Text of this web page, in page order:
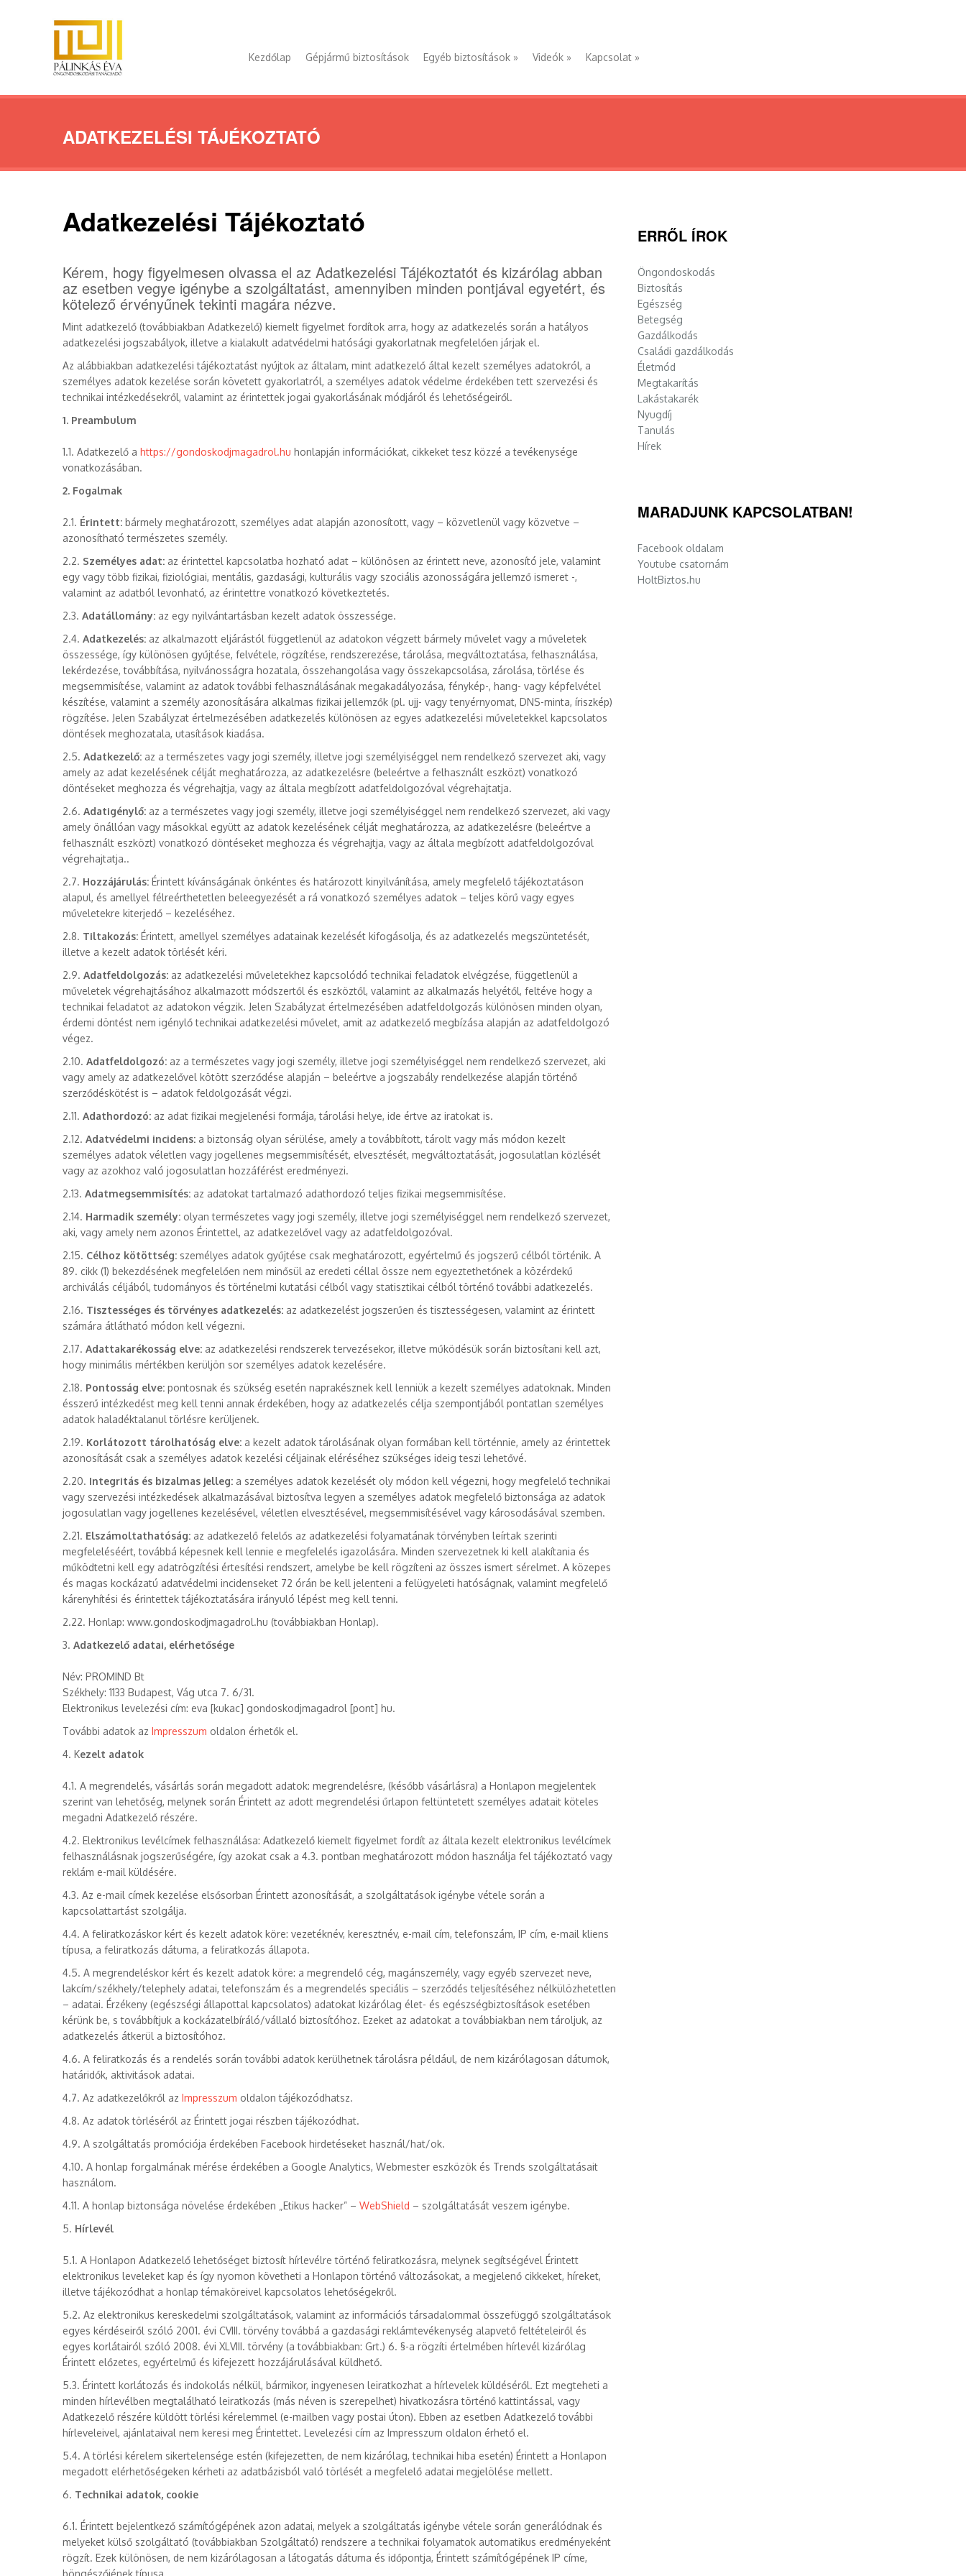
Kezdőlap Gépjármű biztosítások Egyéb biztosítások » Videók » Kapcsolat »
ADATKEZELÉSI TÁJÉKOZTATÓ
Adatkezelési Tájékoztató
Kérem, hogy figyelmesen olvassa el az Adatkezelési Tájékoztatót és kizárólag abban
az esetben vegye igénybe a szolgáltatást, amennyiben minden pontjával egyetért, és
kötelező érvényűnek tekinti magára nézve.
Mint adatkezelő (továbbiakban Adatkezelő) kiemelt figyelmet fordítok arra, hogy az adatkezelés során a hatályos
adatkezelési jogszabályok, illetve a kialakult adatvédelmi hatósági gyakorlatnak megfelelően járjak el.
Az alábbiakban adatkezelési tájékoztatást nyújtok az általam, mint adatkezelő által kezelt személyes adatokról, a
személyes adatok kezelése során követett gyakorlatról, a személyes adatok védelme érdekében tett szervezési és
technikai intézkedésekről, valamint az érintettek jogai gyakorlásának módjáról és lehetőségeiről.
1. Preambulum
1.1. Adatkezelő a https://gondoskodjmagadrol.hu honlapján információkat, cikkeket tesz közzé a tevékenysége
vonatkozásában.
2. Fogalmak
2.1. Érintett: bármely meghatározott, személyes adat alapján azonosított, vagy – közvetlenül vagy közvetve –
azonosítható természetes személy.
2.2. Személyes adat: az érintettel kapcsolatba hozható adat – különösen az érintett neve, azonosító jele, valamint
egy vagy több fizikai, fiziológiai, mentális, gazdasági, kulturális vagy szociális azonosságára jellemző ismeret -,
valamint az adatból levonható, az érintettre vonatkozó következtetés.
2.3. Adatállomány: az egy nyilvántartásban kezelt adatok összessége.
2.4. Adatkezelés: az alkalmazott eljárástól függetlenül az adatokon végzett bármely művelet vagy a műveletek
összessége, így különösen gyűjtése, felvétele, rögzítése, rendszerezése, tárolása, megváltoztatása, felhasználása,
lekérdezése, továbbítása, nyilvánosságra hozatala, összehangolása vagy összekapcsolása, zárolása, törlése és
megsemmisítése, valamint az adatok további felhasználásának megakadályozása, fénykép-, hang- vagy képfelvétel
készítése, valamint a személy azonosítására alkalmas fizikai jellemzők (pl. ujj- vagy tenyérnyomat, DNS-minta, íriszkép)
rögzítése. Jelen Szabályzat értelmezésében adatkezelés különösen az egyes adatkezelési műveletekkel kapcsolatos
döntések meghozatala, utasítások kiadása.
2.5. Adatkezelő: az a természetes vagy jogi személy, illetve jogi személyiséggel nem rendelkező szervezet aki, vagy
amely az adat kezelésének célját meghatározza, az adatkezelésre (beleértve a felhasznált eszközt) vonatkozó
döntéseket meghozza és végrehajtja, vagy az általa megbízott adatfeldolgozóval végrehajtatja.
2.6. Adatigénylő: az a természetes vagy jogi személy, illetve jogi személyiséggel nem rendelkező szervezet, aki vagy
amely önállóan vagy másokkal együtt az adatok kezelésének célját meghatározza, az adatkezelésre (beleértve a
felhasznált eszközt) vonatkozó döntéseket meghozza és végrehajtja, vagy az általa megbízott adatfeldolgozóval
végrehajtatja..
2.7. Hozzájárulás: Érintett kívánságának önkéntes és határozott kinyilvánítása, amely megfelelő tájékoztatáson
alapul, és amellyel félreérthetetlen beleegyezését a rá vonatkozó személyes adatok – teljes körű vagy egyes
műveletekre kiterjedő – kezeléséhez.
2.8. Tiltakozás: Érintett, amellyel személyes adatainak kezelését kifogásolja, és az adatkezelés megszüntetését,
illetve a kezelt adatok törlését kéri.
2.9. Adatfeldolgozás: az adatkezelési műveletekhez kapcsolódó technikai feladatok elvégzése, függetlenül a
műveletek végrehajtásához alkalmazott módszertől és eszköztől, valamint az alkalmazás helyétől, feltéve hogy a
technikai feladatot az adatokon végzik. Jelen Szabályzat értelmezésében adatfeldolgozás különösen minden olyan,
érdemi döntést nem igénylő technikai adatkezelési művelet, amit az adatkezelő megbízása alapján az adatfeldolgozó
végez.
2.10. Adatfeldolgozó: az a természetes vagy jogi személy, illetve jogi személyiséggel nem rendelkező szervezet, aki
vagy amely az adatkezelővel kötött szerződése alapján – beleértve a jogszabály rendelkezése alapján történő
szerződéskötést is – adatok feldolgozását végzi.
2.11. Adathordozó: az adat fizikai megjelenési formája, tárolási helye, ide értve az iratokat is.
2.12. Adatvédelmi incidens: a biztonság olyan sérülése, amely a továbbított, tárolt vagy más módon kezelt
személyes adatok véletlen vagy jogellenes megsemmisítését, elvesztését, megváltoztatását, jogosulatlan közlését
vagy az azokhoz való jogosulatlan hozzáférést eredményezi.
2.13. Adatmegsemmisítés: az adatokat tartalmazó adathordozó teljes fizikai megsemmisítése.
2.14. Harmadik személy: olyan természetes vagy jogi személy, illetve jogi személyiséggel nem rendelkező szervezet,
aki, vagy amely nem azonos Érintettel, az adatkezelővel vagy az adatfeldolgozóval.
2.15. Célhoz kötöttség: személyes adatok gyűjtése csak meghatározott, egyértelmű és jogszerű célból történik. A
89. cikk (1) bekezdésének megfelelően nem minősül az eredeti céllal össze nem egyeztethetőnek a közérdekű
archiválás céljából, tudományos és történelmi kutatási célból vagy statisztikai célból történő további adatkezelés.
2.16. Tisztességes és törvényes adatkezelés: az adatkezelést jogszerűen és tisztességesen, valamint az érintett
számára átlátható módon kell végezni.
2.17. Adattakarékosság elve: az adatkezelési rendszerek tervezésekor, illetve működésük során biztosítani kell azt,
hogy minimális mértékben kerüljön sor személyes adatok kezelésére.
2.18. Pontosság elve: pontosnak és szükség esetén naprakésznek kell lenniük a kezelt személyes adatoknak. Minden
ésszerű intézkedést meg kell tenni annak érdekében, hogy az adatkezelés célja szempontjából pontatlan személyes
adatok haladéktalanul törlésre kerüljenek.
2.19. Korlátozott tárolhatóság elve: a kezelt adatok tárolásának olyan formában kell történnie, amely az érintettek
azonosítását csak a személyes adatok kezelési céljainak eléréséhez szükséges ideig teszi lehetővé.
2.20. Integritás és bizalmas jelleg: a személyes adatok kezelését oly módon kell végezni, hogy megfelelő technikai
vagy szervezési intézkedések alkalmazásával biztosítva legyen a személyes adatok megfelelő biztonsága az adatok
jogosulatlan vagy jogellenes kezelésével, véletlen elvesztésével, megsemmisítésével vagy károsodásával szemben.
2.21. Elszámoltathatóság: az adatkezelő felelős az adatkezelési folyamatának törvényben leírtak szerinti
megfeleléséért, továbbá képesnek kell lennie e megfelelés igazolására. Minden szervezetnek ki kell alakítania és
működtetni kell egy adatrögzítési értesítési rendszert, amelybe be kell rögzíteni az összes ismert sérelmet. A közepes
és magas kockázatú adatvédelmi incidenseket 72 órán be kell jelenteni a felügyeleti hatóságnak, valamint megfelelő
kárenyhítési és érintettek tájékoztatására irányuló lépést meg kell tenni.
2.22. Honlap: www.gondoskodjmagadrol.hu (továbbiakban Honlap).
3. Adatkezelő adatai, elérhetősége
Név: PROMIND Bt
Székhely: 1133 Budapest, Vág utca 7. 6/31.
Elektronikus levelezési cím: eva [kukac] gondoskodjmagadrol [pont] hu.
További adatok az Impresszum oldalon érhetők el.
4. Kezelt adatok
4.1. A megrendelés, vásárlás során megadott adatok: megrendelésre, (később vásárlásra) a Honlapon megjelentek
szerint van lehetőség, melynek során Érintett az adott megrendelési űrlapon feltüntetett személyes adatait köteles
megadni Adatkezelő részére.
4.2. Elektronikus levélcímek felhasználása: Adatkezelő kiemelt figyelmet fordít az általa kezelt elektronikus levélcímek
felhasználásnak jogszerűségére, így azokat csak a 4.3. pontban meghatározott módon használja fel tájékoztató vagy
reklám e-mail küldésére.
4.3. Az e-mail címek kezelése elsősorban Érintett azonosítását, a szolgáltatások igénybe vétele során a
kapcsolattartást szolgálja.
4.4. A feliratkozáskor kért és kezelt adatok köre: vezetéknév, keresztnév, e-mail cím, telefonszám, IP cím, e-mail kliens
típusa, a feliratkozás dátuma, a feliratkozás állapota.
4.5. A megrendeléskor kért és kezelt adatok köre: a megrendelő cég, magánszemély, vagy egyéb szervezet neve,
lakcím/székhely/telephely adatai, telefonszám és a megrendelés speciális – szerződés teljesítéséhez nélkülözhetetlen
– adatai. Érzékeny (egészségi állapottal kapcsolatos) adatokat kizárólag élet- és egészségbiztosítások esetében
kérünk be, s továbbítjuk a kockázatelbíráló/vállaló biztosítóhoz. Ezeket az adatokat a továbbiakban nem tároljuk, az
adatkezelés átkerül a biztosítóhoz.
4.6. A feliratkozás és a rendelés során további adatok kerülhetnek tárolásra például, de nem kizárólagosan dátumok,
határidők, aktivitások adatai.
4.7. Az adatkezelőkről az Impresszum oldalon tájékozódhatsz.
4.8. Az adatok törléséről az Érintett jogai részben tájékozódhat.
4.9. A szolgáltatás promóciója érdekében Facebook hirdetéseket használ/hat/ok.
4.10. A honlap forgalmának mérése érdekében a Google Analytics, Webmester eszközök és Trends szolgáltatásait
használom.
4.11. A honlap biztonsága növelése érdekében „Etikus hacker” – WebShield – szolgáltatását veszem igénybe.
5. Hírlevél
5.1. A Honlapon Adatkezelő lehetőséget biztosít hírlevélre történő feliratkozásra, melynek segítségével Érintett
elektronikus leveleket kap és így nyomon követheti a Honlapon történő változásokat, a megjelenő cikkeket, híreket,
illetve tájékozódhat a honlap témaköreivel kapcsolatos lehetőségekről.
5.2. Az elektronikus kereskedelmi szolgáltatások, valamint az információs társadalommal összefüggő szolgáltatások
egyes kérdéseiről szóló 2001. évi CVIII. törvény továbbá a gazdasági reklámtevékenység alapvető feltételeiről és
egyes korlátairól szóló 2008. évi XLVIII. törvény (a továbbiakban: Grt.) 6. §-a rögzíti értelmében hírlevél kizárólag
Érintett előzetes, egyértelmű és kifejezett hozzájárulásával küldhető.
5.3. Érintett korlátozás és indokolás nélkül, bármikor, ingyenesen leiratkozhat a hírlevelek küldéséről. Ezt megteheti a
minden hírlevélben megtalálható leiratkozás (más néven is szerepelhet) hivatkozásra történő kattintással, vagy
Adatkezelő részére küldött törlési kérelemmel (e-mailben vagy postai úton). Ebben az esetben Adatkezelő további
hírleveleivel, ajánlataival nem keresi meg Érintettet. Levelezési cím az Impresszum oldalon érhető el.
5.4. A törlési kérelem sikertelensége estén (kifejezetten, de nem kizárólag, technikai hiba esetén) Érintett a Honlapon
megadott elérhetőségeken kérheti az adatbázisból való törlését a megfelelő adatai megjelölése mellett.
6. Technikai adatok, cookie
6.1. Érintett bejelentkező számítógépének azon adatai, melyek a szolgáltatás igénybe vétele során generálódnak és
melyeket külső szolgáltató (továbbiakban Szolgáltató) rendszere a technikai folyamatok automatikus eredményeként
rögzít. Ezek különösen, de nem kizárólagosan a látogatás dátuma és időpontja, Érintett számítógépének IP címe,
böngészőjének típusa.
ERRŐL ÍROK
Öngondoskodás
Biztosítás
Egészség
Betegség
Gazdálkodás
Családi gazdálkodás
Életmód
Megtakarítás
Lakástakarék
Nyugdíj
Tanulás
Hírek
MARADJUNK KAPCSOLATBAN!
Facebook oldalam
Youtube csatornám
HoltBiztos.hu